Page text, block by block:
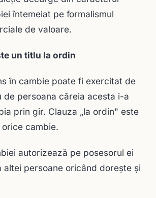
întemeiat pe formalismul
de valoare.
un titlu la ordin
în cambie poate fi exercitat de
de persoana căreia acesta i-a
prin gir. Clauza „la ordin" este
cambie.
autorizează pe posesorul ei
altei persoane oricând doreşte şi